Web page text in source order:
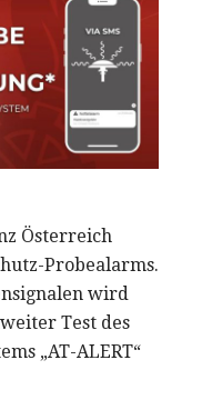
Österreich
Probealarms.
wird
Test des
„AT-ALERT“